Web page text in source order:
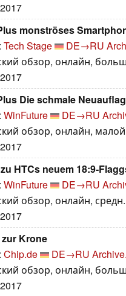
monströses
Tech Stage DE→RU
обзор, онлайн,
Die schmale
WinFuture DE→RU
обзор, онлайн,
HTCs neuem 18:9-
WinFuture DE→RU
обзор, онлайн,
Krone
Chip.de DE→RU
обзор, онлайн,